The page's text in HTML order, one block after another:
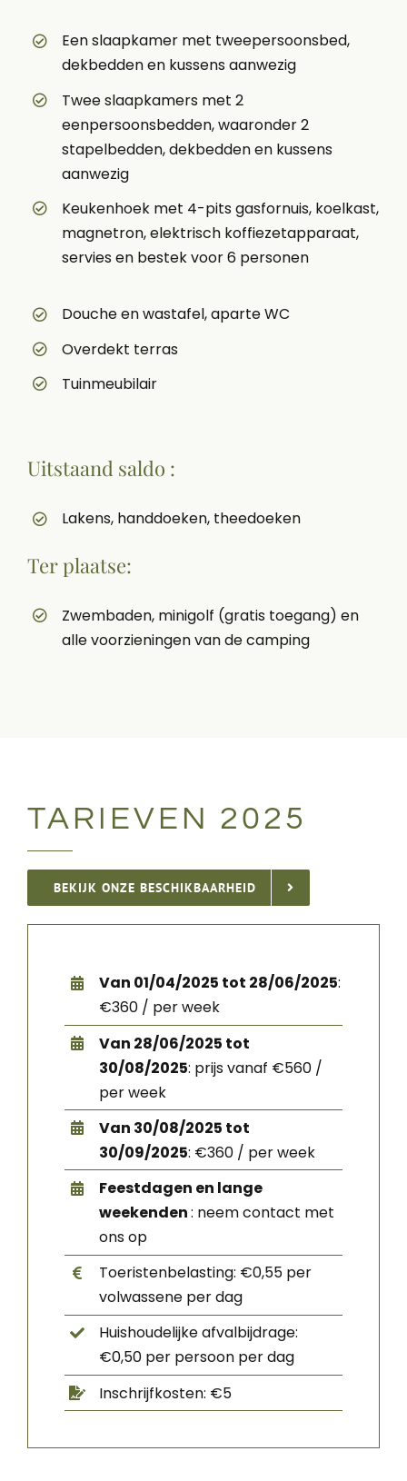
Een slaapkamer met tweepersoonsbed,
dekbedden en kussens aanwezig
Twee slaapkamers met 2
eenpersoonsbedden, waaronder 2
stapelbedden, dekbedden en kussens
aanwezig
Keukenhoek met 4-pits gasfornuis, koelkast,
magnetron, elektrisch koffiezetapparaat,
servies en bestek voor 6 personen
Douche en wastafel, aparte WC
Overdekt terras
Tuinmeubilair
Uitstaand saldo :
Lakens, handdoeken, theedoeken
Ter plaatse:
Zwembaden, minigolf (gratis toegang) en
alle voorzieningen van de camping
TARIEVEN 2025
BEKIJK ONZE BESCHIKBAARHEID
Van 01/04/2025 tot 28/06/2025:
€360 / per week
Van 28/06/2025 tot
30/08/2025: prijs vanaf €560 /
per week
Van 30/08/2025 tot
30/09/2025: €360 / per week
Feestdagen en lange
weekenden: neem contact met
ons op
Toeristenbelasting: €0,55 per
volwassene per dag
Huishoudelijke afvalbijdrage:
€0,50 per persoon per dag
Inschrijfkosten: €5